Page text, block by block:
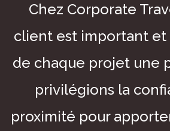
Chez Corporate
client est important et
de chaque projet une
privilégions la
proximité pour